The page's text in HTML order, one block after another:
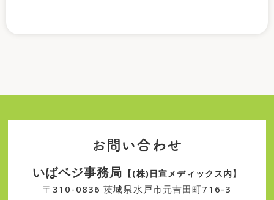
お問い合わせ
いばベジ事務局 【(株)日宣メディックス内】
〒310-0836 茨城県水戸市元吉田町716-3